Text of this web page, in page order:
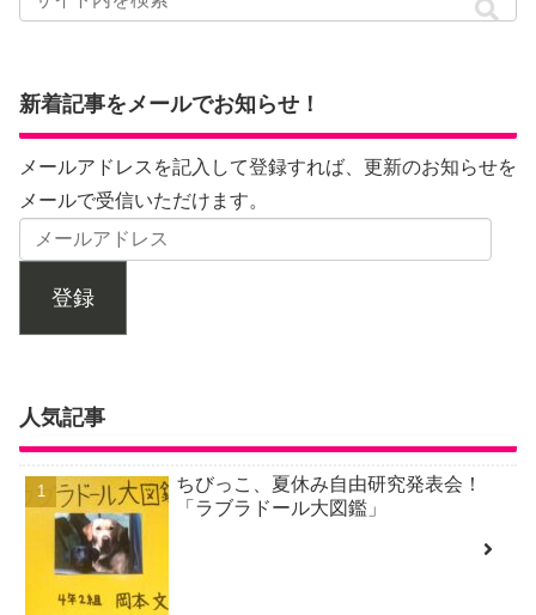
新着記事をメールでお知らせ！
メールアドレスを記入して登録すれば、更新のお知らせを
メールで受信いただけます。
登録
人気記事
ちびっこ、夏休み自由研究発表会！
「ラブラドール大図鑑」